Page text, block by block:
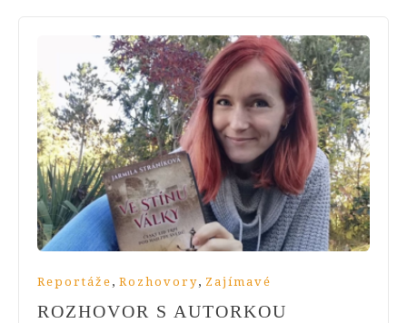
Reportáže , Rozhovory, Zajímavé
ROZHOVOR S AUTORKOU